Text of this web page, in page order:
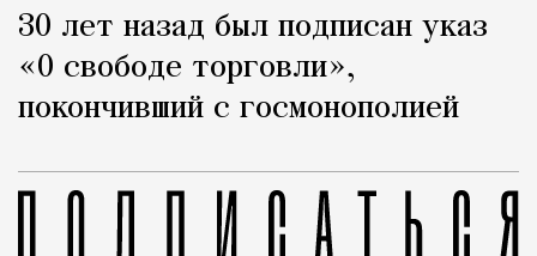
30 лет назад был подписан указ
«О свободе торговли»,
покончивший с госмонополией